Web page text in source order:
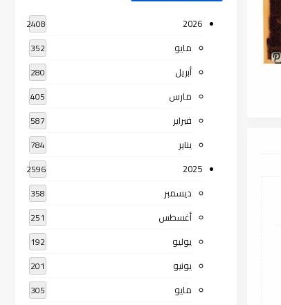
2026
2408
مايو 352
أبريل 280
مارس 405
فبراير 587
يناير 784
2025
2596
ديسمبر 358
أغسطس 251
يوليو 192
يونيو 201
مايو 305